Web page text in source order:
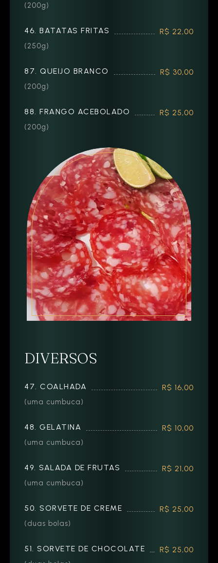
(200g)
46. BATATAS FRITAS R$ 22,00
(250g)
87. QUEIJO BRANCO R$ 30,00
(200g)
88. FRANGO ACEBOLADO R$ 25,00
(200g)
DIVERSOS
47. COALHADA R$ 16,00
(uma cumbuca)
48. GELATINA R$ 10,00
(uma cumbuca)
49. SALADA DE FRUTAS R$ 21,00
(uma cumbuca)
50. SORVETE DE CREME R$ 25,00
(duas bolas)
51. SORVETE DE CHOCOLATE R$ 25,00